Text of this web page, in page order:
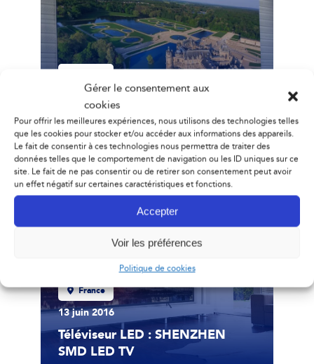
Gérer le consentement aux
cookies
Pour offrir les meilleures expériences, nous utilisons des technologies telles
que les cookies pour stocker et/ou accéder aux informations des appareils.
Le fait de consentir à ces technologies nous permettra de traiter des
données telles que le comportement de navigation ou les ID uniques sur ce
site. Le fait de ne pas consentir ou de retirer son consentement peut avoir
un effet négatif sur certaines caractéristiques et fonctions.
Accepter
Voir les préférences
Politique de cookies
Shenzhen Multimédia® – une
SHENZHEN SMD LED TV160
dans l’aéroport de Paris Beauvais
France
13 juin 2016
Téléviseur LED : SHENZHEN
SMD LED TV